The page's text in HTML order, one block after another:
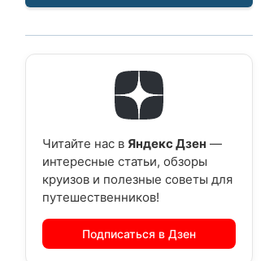
Читайте нас в Яндекс Дзен —
интересные статьи, обзоры
круизов и полезные советы для
путешественников!
Подписаться в Дзен